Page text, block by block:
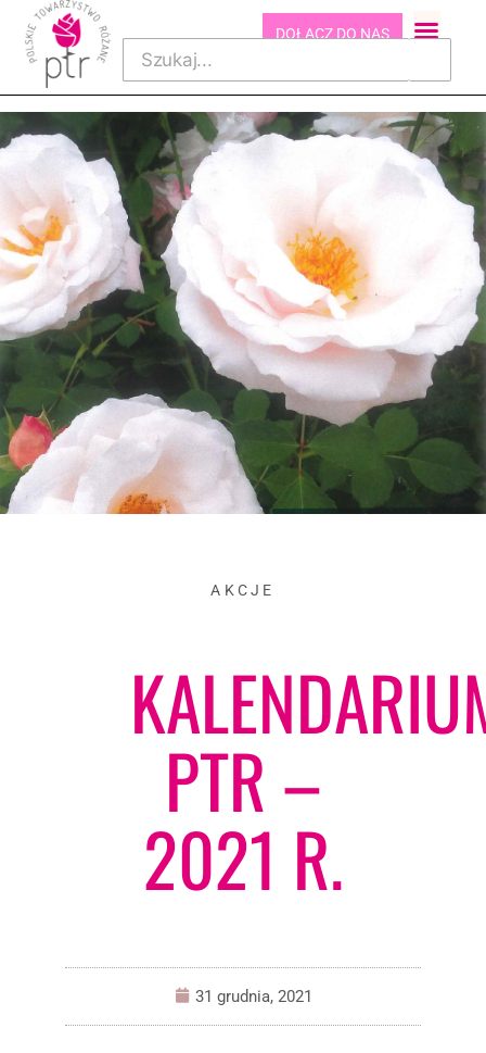
DOŁĄCZ DO NAS
AKCJE
PTR –
2021 R.
31 grudnia, 2021